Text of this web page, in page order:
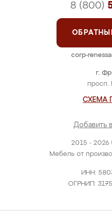
2015 - 2026
Мебель от
ИНН:
ОГРНИП:
г.
просп.
СХЕМА
Добавить
8 (800)
corp-